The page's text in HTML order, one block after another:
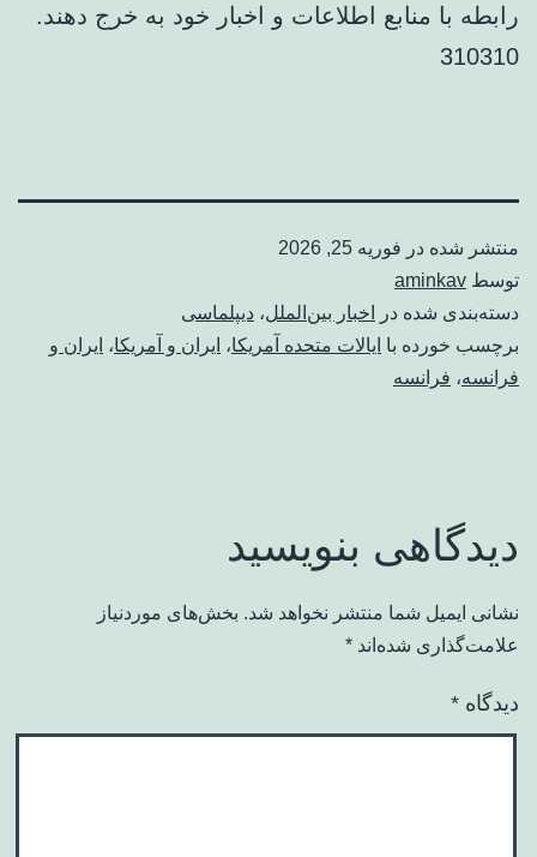
رابطه با منابع اطلاعات و اخبار خود به خرج دهند.
310310
منتشر شده در فوریه 25, 2026
توسط aminkav
دسته‌بندی شده در
اخبار بین‌الملل، دیپلماسی
برچسب خورده با ایالات متحده آمریکا، ایران و آمریکا، ایران و
فرانسه، فرانسه
دیدگاهی بنویسید
نشانی ایمیل شما منتشر نخواهد شد. بخش‌های موردنیاز
علامت‌گذاری شده‌اند *
دیدگاه *